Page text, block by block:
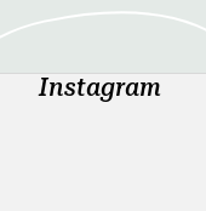
Instagram